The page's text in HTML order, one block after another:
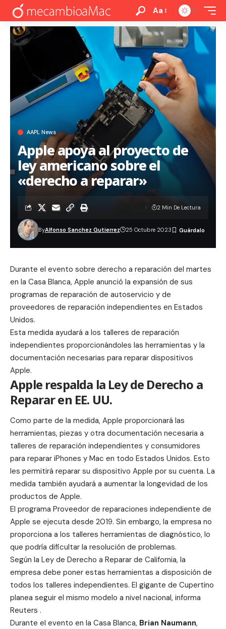
Aa
AAPL News
Apple apoya al proyecto de
ley americano sobre el
«derecho a reparar»
ByAlfonso Sanchez Gutierrez 25 Octubre 2023
2 Min De Lectura
Durante el evento sobre derecho a reparación del martes
en la Casa Blanca, Apple anunció la expansión de sus
programas de reparación de autoservicio y de
proveedores de reparación independientes en Estados
Unidos.
Esta medida ayudará a los talleres de reparación
independientes proporcionándoles las herramientas y la
documentación necesarias para reparar dispositivos
Apple.
Apple respalda la Ley de Derecho a
Reparar en EE. UU.
Como parte de la medida, Apple proporcionará las
herramientas, piezas y otra documentación necesaria a
talleres de reparación independientes y consumidores
para reparar iPhones y Mac en todo Estados Unidos. Esto
les permitirá reparar su dispositivo Apple por su cuenta. La
medida también ayudará a aumentar la longevidad de los
productos de Apple.
El programa Proveedor de reparaciones independiente de
Apple se ejecuta desde 2019. Sin embargo, la empresa no
proporciona a los talleres herramientas de diagnóstico, lo
que podría dificultar la resolución de problemas.
Según la Ley de Derecho a Reparar de California, la
empresa debe poner estas herramientas a disposición de
todos los talleres independientes. El gigante de Cupertino
planea seguir el mismo modelo a nivel nacional, informa
Reuters .
Durante el evento en la Casa Blanca, Brian Naumann,